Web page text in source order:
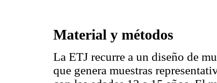
Material y métodos
La ETJ recurre a un diseño de
que genera muestras